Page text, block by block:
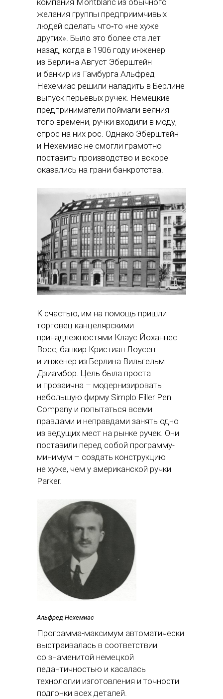
желания группы предприимчивых
людей сделать что‑то «не хуже
других». Было это более ста лет
назад, когда в 1906 году инженер
из Берлина Август Эберштейн
и банкир из Гамбурга Альфред
Нехемиас решили наладить в Берлине
выпуск перьевых ручек. Немецкие
предприниматели поймали веяния
того времени, ручки входили в моду,
спрос на них рос. Однако Эберштейн
и Нехемиас не смогли грамотно
поставить производство и вскоре
оказались на грани банкротства.
К счастью, им на помощь пришли
торговец канцелярскими
принадлежностями Клаус Йоханнес
Восс, банкир Кристиан Лоусен
и инженер из Берлина Вильгельм
Дзиамбор. Цель была проста
и прозаична – модернизировать
небольшую фирму Simplo Filler Pen
Company и попытаться всеми
правдами и неправдами занять одно
из ведущих мест на рынке ручек. Они
поставили перед собой программу-
минимум – создать конструкцию
не хуже, чем у американской ручки
Parker.
Альфред Нехемиас
Программа-максимум автоматически
выстраивалась в соответствии
со знаменитой немецкой
педантичностью и касалась
технологии изготовления и точности
подгонки всех деталей.